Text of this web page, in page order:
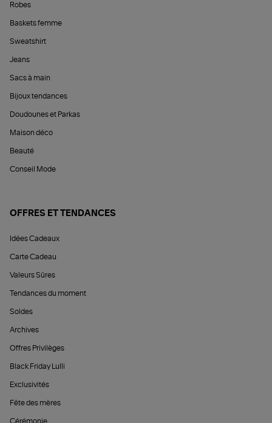
Robes
Baskets femme
Sweatshirt
Jeans
Sacs à main
Bijoux tendances
Doudounes et Parkas
Maison déco
Beauté
Conseil Mode
OFFRES ET TENDANCES
Idées Cadeaux
Carte Cadeau
Valeurs Sûres
Tendances du moment
Soldes
Archives
Offres Privilèges
Black Friday Lulli
Exclusivités
Fête des mères
Cérémonie